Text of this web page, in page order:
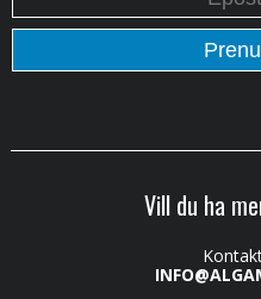
Vill du ha